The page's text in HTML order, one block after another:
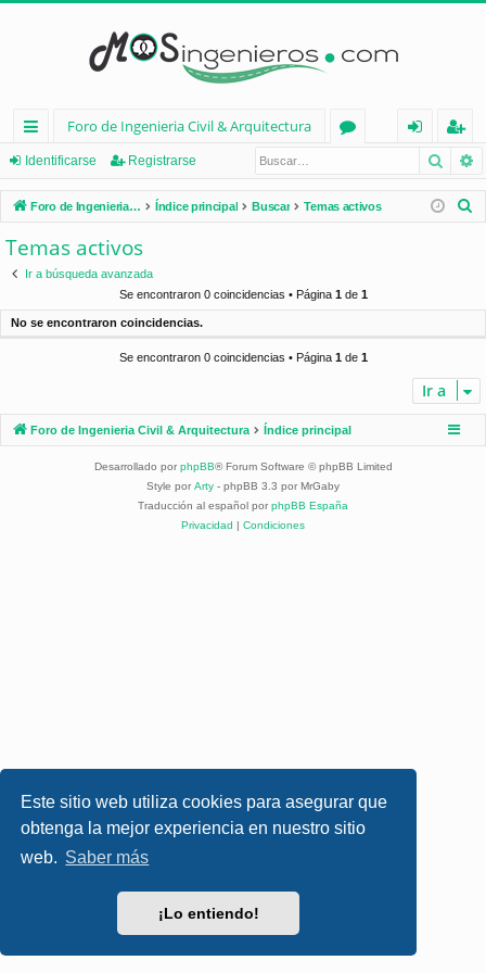
Este sitio web utiliza cookies para asegurar que
obtenga la mejor experiencia en nuestro sitio
web. Saber más
¡Lo entiendo!
nl
ac
es
rá
d
Foro de Ingenieria Civil & Arquitectura
os
nt
ifi
eg
ist
ra
Identificarse Registrarse
Foro de Ingenieria Civil & Arquitectura Índice principal Buscar Temas activos
Temas activos
Ir a búsqueda avanzada
Se encontraron 0 coincidencias • Página 1de 1
No se encontraron coincidencias.
Se encontraron 0 coincidencias • Página 1de 1
Ir a
Foro de Ingenieria Civil & Arquitectura Índice principal
Desarrollado por phpBB® Forum Software © phpBB Limited
Style por Arty - phpBB 3.3 por MrGaby
Traducción al español por phpBB España
Privacidad | Condiciones